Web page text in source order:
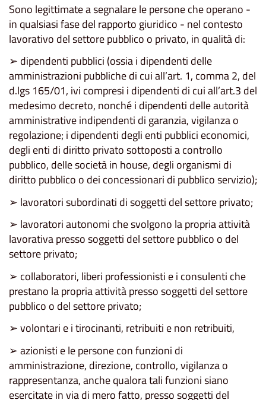
Sono legittimate a segnalare le persone che operano -
in qualsiasi fase del rapporto giuridico - nel contesto
lavorativo del settore pubblico o privato, in qualità di:
➢ dipendenti pubblici (ossia i dipendenti delle
amministrazioni pubbliche di cui all’art. 1, comma 2, del
d.lgs 165/01, ivi compresi i dipendenti di cui all’art.3 del
medesimo decreto, nonché i dipendenti delle autorità
amministrative indipendenti di garanzia, vigilanza o
regolazione; i dipendenti degli enti pubblici economici,
degli enti di diritto privato sottoposti a controllo
pubblico, delle società in house, degli organismi di
diritto pubblico o dei concessionari di pubblico servizio);
➢ lavoratori subordinati di soggetti del settore privato;
➢ lavoratori autonomi che svolgono la propria attività
lavorativa presso soggetti del settore pubblico o del
settore privato;
➢ collaboratori, liberi professionisti e i consulenti che
prestano la propria attività presso soggetti del settore
pubblico o del settore privato;
➢ volontari e i tirocinanti, retribuiti e non retribuiti,
➢ azionisti e le persone con funzioni di
amministrazione, direzione, controllo, vigilanza o
rappresentanza, anche qualora tali funzioni siano
esercitate in via di mero fatto, presso soggetti del